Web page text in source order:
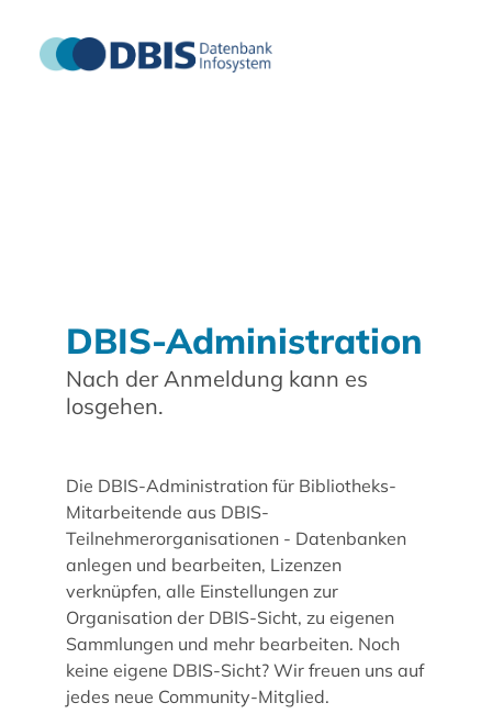
DBIS-Administration
Nach der Anmeldung kann es
losgehen.
Die DBIS-Administration für Bibliotheks-
Mitarbeitende aus DBIS-
Teilnehmerorganisationen - Datenbanken
anlegen und bearbeiten, Lizenzen
verknüpfen, alle Einstellungen zur
Organisation der DBIS-Sicht, zu eigenen
Sammlungen und mehr bearbeiten. Noch
keine eigene DBIS-Sicht? Wir freuen uns auf
jedes neue Community-Mitglied.